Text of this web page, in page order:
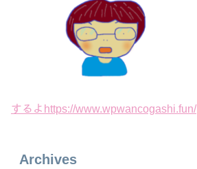
するよhttps://www.wpwancogashi.fun/
Archives